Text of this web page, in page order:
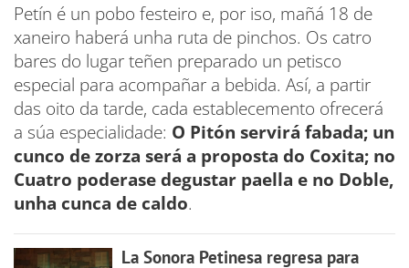
Petín é un pobo festeiro e, por iso, mañá 18 de
xaneiro haberá unha ruta de pinchos. Os catro
bares do lugar teñen preparado un petisco
especial para acompañar a bebida. Así, a partir
das oito da tarde, cada establecemento ofrecerá
a súa especialidade: O Pitón servirá fabada; un
cunco de zorza será a proposta do Coxita; no
Cuatro poderase degustar paella e no Doble,
unha cunca de caldo.
La Sonora Petinesa regresa para